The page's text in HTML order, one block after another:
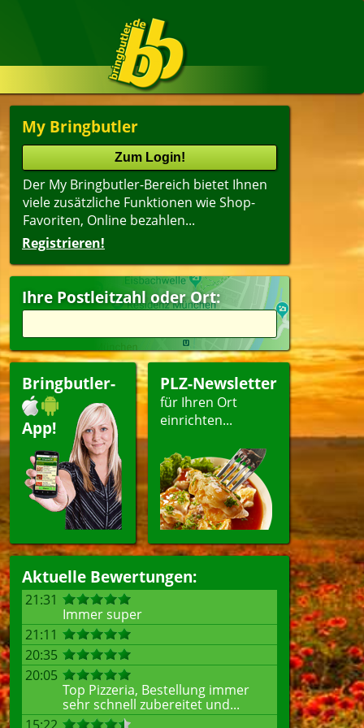
My Bringbutler
Der My Bringbutler-Bereich bietet Ihnen
viele zusätzliche Funktionen wie Shop-
Favoriten, Online bezahlen...
Registrieren!
Ihre Postleitzahl oder Ort:
Bringbutler-
App!
PLZ-Newsletter
für Ihren Ort
einrichten...
Aktuelle Bewertungen:
21:31
Immer super
21:11
20:35
20:05
Top Pizzeria, Bestellung immer
sehr schnell zubereitet und...
Name
Alter(ältester Shop zuerst)